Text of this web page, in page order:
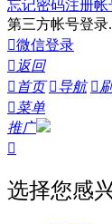
忘记密码注册帐
第三方帐号登录.
微信登录
 返回
 首页 导航 
菜单
推广

选择您感